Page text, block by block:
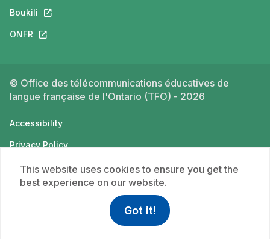
Boukili This link will open in a new tab.
ONFR This link will open in a new tab.
© Office des télécommunications éducatives de
langue française de l'Ontario (TFO) - 2026
Accessibility
Privacy Policy
Terms of use
This website uses cookies to ensure you get the
best experience on our website.
Got it!